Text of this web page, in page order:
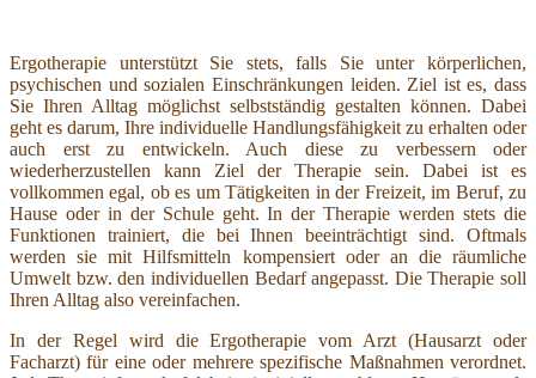
Ergotherapie unterstützt Sie stets, falls Sie unter körperlichen,
psychischen und sozialen Einschränkungen leiden. Ziel ist es, dass
Sie Ihren Alltag möglichst selbstständig gestalten können. Dabei
geht es darum, Ihre individuelle Handlungsfähigkeit zu erhalten oder
auch erst zu entwickeln. Auch diese zu verbessern oder
wiederherzustellen kann Ziel der Therapie sein. Dabei ist es
vollkommen egal, ob es um Tätigkeiten in der Freizeit, im Beruf, zu
Hause oder in der Schule geht. In der Therapie werden stets die
Funktionen trainiert, die bei Ihnen beeinträchtigt sind. Oftmals
werden sie mit Hilfsmitteln kompensiert oder an die räumliche
Umwelt bzw. den individuellen Bedarf angepasst. Die Therapie soll
Ihren Alltag also vereinfachen.
In der Regel wird die Ergotherapie vom Arzt (Hausarzt oder
Facharzt) für eine oder mehrere spezifische Maßnahmen verordnet.